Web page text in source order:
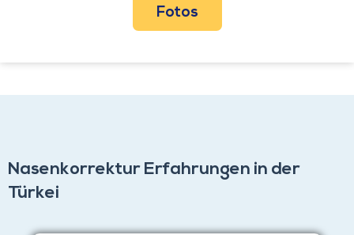
Fotos
Nasenkorrektur Erfahrungen in der
Türkei